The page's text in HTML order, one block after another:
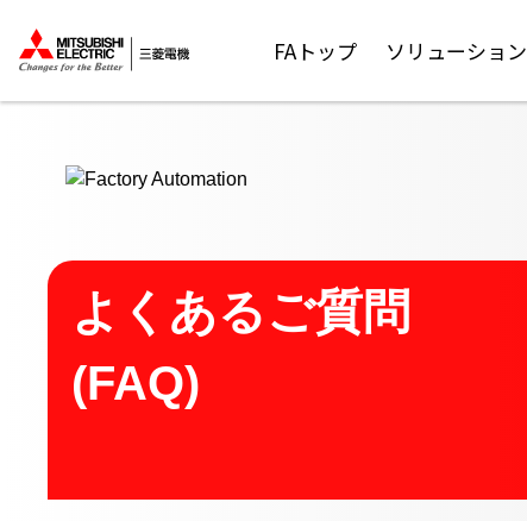
FAトップ ソリューション
よくあるご質問
(FAQ)